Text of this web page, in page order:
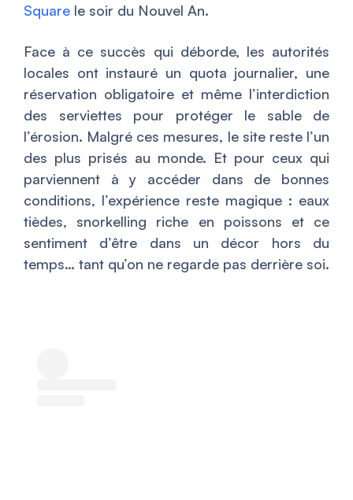
Square le soir du Nouvel An.
Face à ce succès qui déborde, les autorités
locales ont instauré un quota journalier, une
réservation obligatoire et même l’interdiction
des serviettes pour protéger le sable de
l’érosion. Malgré ces mesures, le site reste l’un
des plus prisés au monde. Et pour ceux qui
parviennent à y accéder dans de bonnes
conditions, l’expérience reste magique : eaux
tièdes, snorkelling riche en poissons et ce
sentiment d’être dans un décor hors du
temps… tant qu’on ne regarde pas derrière soi.